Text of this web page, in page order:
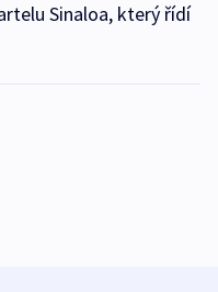
Sinaloa, který řídí